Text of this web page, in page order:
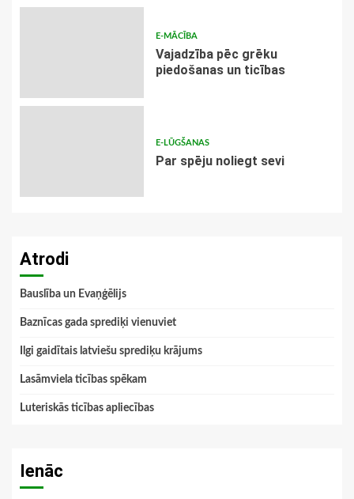
E-MĀCĪBA
Vajadzība pēc grēku
piedošanas un ticības
E-LŪGŠANAS
Par spēju noliegt sevi
Atrodi
Bauslība un Evaņģēlijs
Baznīcas gada sprediķi vienuviet
Ilgi gaidītais latviešu sprediķu krājums
Lasāmviela ticības spēkam
Luteriskās ticības apliecības
Ienāc